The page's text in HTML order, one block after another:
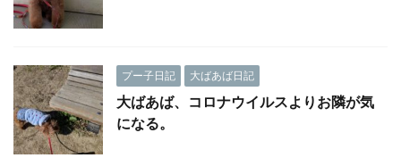
プー子日記 大ばあば日記
大ばあば、コロナウイルスよりお隣が気
になる。